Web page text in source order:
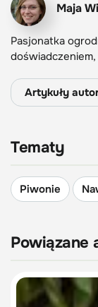
Maja
Pasjonatka
Artykuły
Tematy
Piwonie
Powiązane